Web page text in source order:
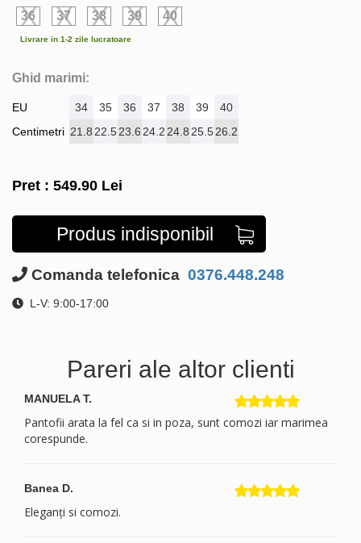
36 37 38 39 40
Livrare in 1-2 zile lucratoare
Ghid marimi:
EU
Centimetri
34 35 36 37 38 39
40
21.8 22.523.6 24.2 24.8 25.526.2
Pret : 549.90 Lei
Produs indisponibil
Comanda telefonica 0376.448.248
L-V: 9:00-17:00
Pareri ale altor clienti
MANUELA T.
Pantofii arata la fel ca si in poza, sunt comozi iar marimea
corespunde.
Banea D.
Eleganți si comozi.